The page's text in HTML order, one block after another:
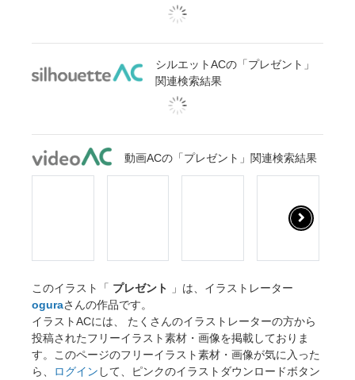
シルエットACの「プレゼント」
関連検索結果
動画ACの「プレゼント」関連検索結果
このイラスト「 プレゼント
」は、イラストレーター
oguraさんの作品です。
イラストACには、 たくさんのイラストレーターの方から
投稿されたフリーイラスト素材・画像を掲載しておりま
す。このページのフリーイラスト素材・画像が気に入った
ら、
ログイン して、ピンクのイラストダウンロードボタン